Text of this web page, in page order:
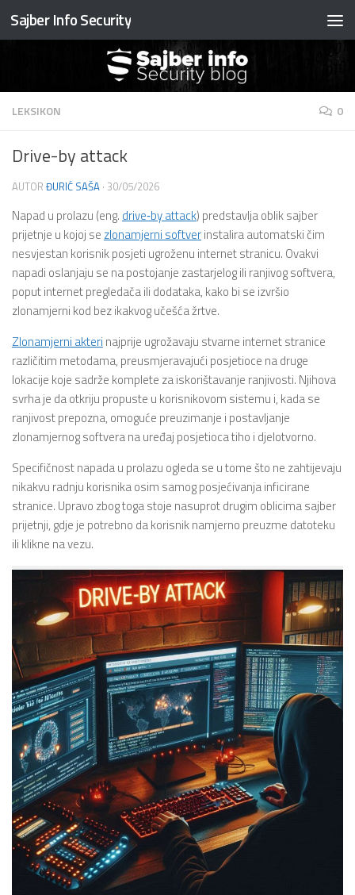
Preskočite na sadržaj
Sajber Info Security
LEKSIKON 0
Drive-by attack
AUTOR ĐURIĆ SAŠA · 30/05/2026
Napad u prolazu (eng. drive‑by attack) predstavlja oblik sajber
prijetnje u kojoj se zlonamjerni softverinstalira automatski čim
nesvjestan korisnik posjeti ugroženu internet stranicu. Ovakvi
napadi oslanjaju se na postojanje zastarjelog ili ranjivog softvera,
poput internet pregledača ili dodataka, kako bi se izvršio
zlonamjerni kod bez ikakvog učešća žrtve.
Zlonamjerni akteri najprije ugrožavaju stvarne internet stranice
različitim metodama, preusmjeravajući posjetioce na druge
lokacije koje sadrže komplete za iskorištavanje ranjivosti. Njihova
svrha je da otkriju propuste u korisnikovom sistemu i, kada se
ranjivost prepozna, omoguće preuzimanje i postavljanje
zlonamjernog softvera na uređaj posjetioca tiho i djelotvorno.
Specifičnost napada u prolazu ogleda se u tome što ne zahtijevaju
nikakvu radnju korisnika osim samog posjećivanja inficirane
stranice. Upravo zbog toga stoje nasuprot drugim oblicima sajber
prijetnji, gdje je potrebno da korisnik namjerno preuzme datoteku
ili klikne na vezu.